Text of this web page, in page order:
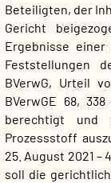
Beteiligten, der
Gericht
Ergebnisse
Feststellungen
BVerwG, Urteil
BVerwGE 68,
berechtigt und
Prozessstoff
25. August 2021 –
soll die